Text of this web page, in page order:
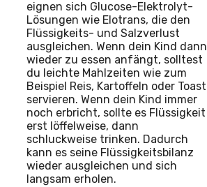
eignen sich Glucose-Elektrolyt-
Lösungen wie Elotrans, die den
Flüssigkeits- und Salzverlust
ausgleichen. Wenn dein Kind dann
wieder zu essen anfängt, solltest
du leichte Mahlzeiten wie zum
Beispiel Reis, Kartoffeln oder Toast
servieren. Wenn dein Kind immer
noch erbricht, sollte es Flüssigkeit
erst löffelweise, dann
schluckweise trinken. Dadurch
kann es seine Flüssigkeitsbilanz
wieder ausgleichen und sich
langsam erholen.